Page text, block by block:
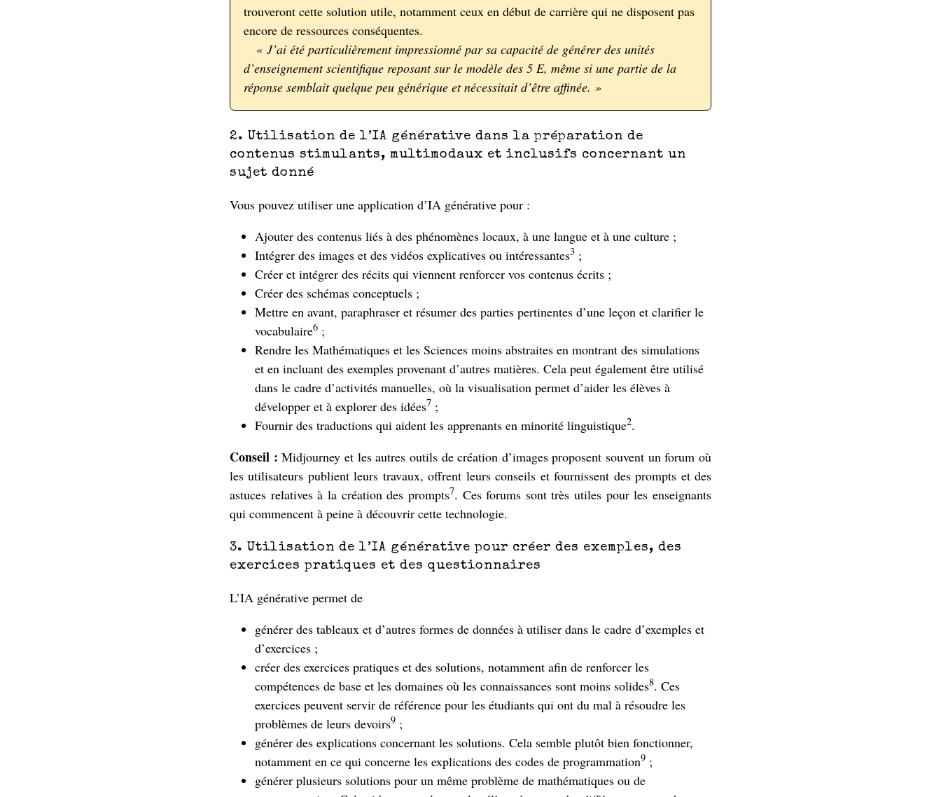
trouveront cette solution utile, notamment ceux en début de carrière qui ne disposent pas
encore de ressources conséquentes.
« J’ai été particulièrement impressionné par sa capacité de générer des unités
d’enseignement scientifique reposant sur le modèle des 5 E, même si une partie de la
réponse semblait quelque peu générique et nécessitait d’être affinée. »
2. Utilisation de l’IA générative dans la préparation de
contenus stimulants, multimodaux et inclusifs concernant un
sujet donné
Vous pouvez utiliser une application d’IA générative pour :
Ajouter des contenus liés à des phénomènes locaux, à une langue et à une culture ;
Intégrer des images et des vidéos explicatives ou intéressantes3 ;
Créer et intégrer des récits qui viennent renforcer vos contenus écrits ;
Créer des schémas conceptuels ;
Mettre en avant, paraphraser et résumer des parties pertinentes d’une leçon et clarifier le
vocabulaire6 ;
Rendre les Mathématiques et les Sciences moins abstraites en montrant des simulations
et en incluant des exemples provenant d’autres matières. Cela peut également être utilisé
dans le cadre d’activités manuelles, où la visualisation permet d’aider les élèves à
développer et à explorer des idées7 ;
Fournir des traductions qui aident les apprenants en minorité linguistique2.
Conseil : Midjourney et les autres outils de création d’images proposent souvent un forum où
les utilisateurs publient leurs travaux, offrent leurs conseils et fournissent des prompts et des
astuces relatives à la création des prompts7. Ces forums sont très utiles pour les enseignants
qui commencent à peine à découvrir cette technologie.
3. Utilisation de l’IA générative pour créer des exemples, des
exercices pratiques et des questionnaires
L’IA générative permet de
générer des tableaux et d’autres formes de données à utiliser dans le cadre d’exemples et
d’exercices ;
créer des exercices pratiques et des solutions, notamment afin de renforcer les
compétences de base et les domaines où les connaissances sont moins solides8. Ces
exercices peuvent servir de référence pour les étudiants qui ont du mal à résoudre les
problèmes de leurs devoirs9 ;
générer des explications concernant les solutions. Cela semble plutôt bien fonctionner,
notamment en ce qui concerne les explications des codes de programmation9 ;
générer plusieurs solutions pour un même problème de mathématiques ou de